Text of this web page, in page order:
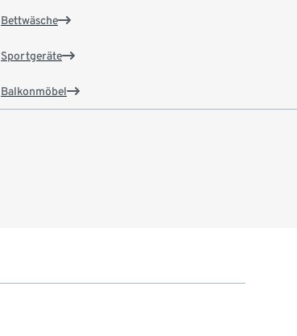
Bettwäsche
Sportgeräte
Balkonmöbel